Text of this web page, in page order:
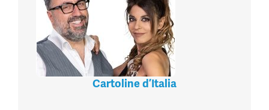
Cartoline d’Italia